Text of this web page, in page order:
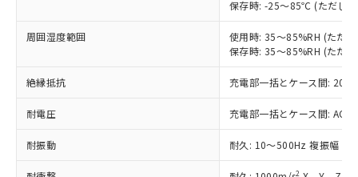
保存時: -25～85℃ (ただし
周囲湿度範囲
使用時: 35～85%RH (ただ
保存時: 35～85%RH (ただ
絶縁抵抗 充電部一括とケース間:
耐電圧 充電部一括とケース間:
耐振動 耐久: 10～500Hz 複振幅
2
当社制御機器事業取扱商品の中には、
本サービスの対象外となる商品もある
ことをご了承ください。
在庫状況および標準価格照会結果は、
記載している更新日時点での社内デー
タに基づき作成されるものであり、閲
覧された時点での実際の在庫および標
準価格とは異なる場合があることをご
非該当品：ライセンス料など無形物で、有
害物質有無と関係のない商品です。
仕入先様の事情により、非含有部品として
いたものが、含有品と判明した場合などや
むを得ず変更することがあります。
鉛(Pb) 1000ppm以下、 水銀(Hg) 1000ppm以下、 カド
六価クロム(Cr(Ⅵ)) 1000ppm以下、ポリ臭化ビフェニル
類(PBB) 1000ppm以下、ポリ臭化ジフェニルエーテル類
基準値以下であることを示します。
「×」：最大均質材料含有率が中国RoHSの
基準値を超えていることを示します。
「－」：未確認です。当社販売部門へお問
い合わせください。
*中国RoHS10物質の基準値 (GB/T26572)：
Pb(鉛) :1000ppm、 Hg(水銀) : 1000ppm、 Cd(カドミウ
当社は、これら貴社製品のうち、外国
為替および外国貿易法に定める商品
（以下｢規制貨物等」という）を輸出
または国外への提供する場合は、日本
国政府の輸出許可(または役務取引許
可)を取得するなどの必要な手続きを
一定数以上の在庫あり